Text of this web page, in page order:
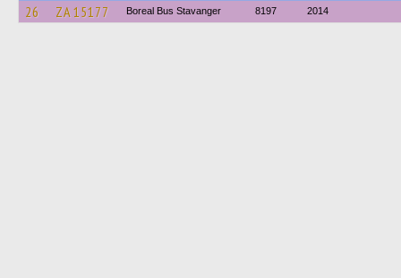
26 ZA 15177 Boreal Bus Stavanger 8197 2014